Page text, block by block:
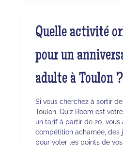
Quelle activité
pour un
adulte à Toulon ?
Si vous cherchez à sortir
Toulon, Quiz Room est
un tarif à partir de 20, vous
compétition acharnée, des
pour voler les points de